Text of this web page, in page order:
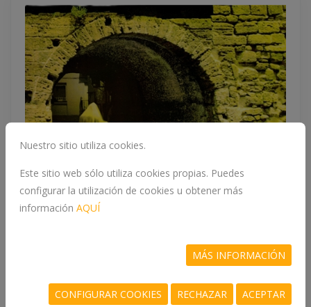
Nuestro sitio utiliza cookies.
Este sitio web sólo utiliza cookies propias. Puedes
configurar la utilización de cookies u obtener más
información AQUÍ
MÁS INFORMACIÓN
CONFIGURAR COOKIES RECHAZAR ACEPTAR